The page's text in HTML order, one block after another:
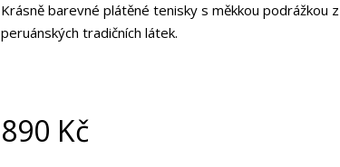
Krásně barevné plátěné tenisky s měkkou podrážkou z
peruánských tradičních látek.
890 Kč